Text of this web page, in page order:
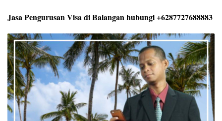
Jasa Pengurusan Visa di Balangan hubungi +6287727688883